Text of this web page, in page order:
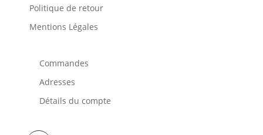
Politique de retour
Mentions Légales
Commandes
Adresses
Détails du compte